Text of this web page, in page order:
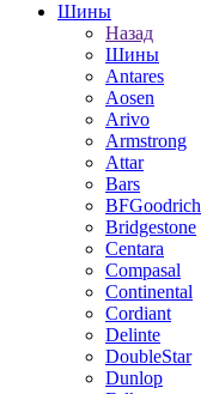
Шины
Назад
Шины
Antares
Aosen
Arivo
Armstrong
Attar
Bars
BFGoodrich
Bridgestone
Centara
Compasal
Continental
Cordiant
Delinte
DoubleStar
Dunlop